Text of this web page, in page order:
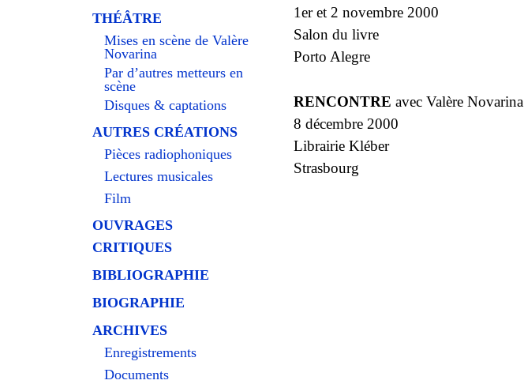
THÉÂTRE
Mises en scène de Valère
Novarina
Par d’autres metteurs en
scène
Disques & captations
AUTRES CRÉATIONS
Pièces radiophoniques
Lectures musicales
Film
OUVRAGES
CRITIQUES
BIBLIOGRAPHIE
BIOGRAPHIE
ARCHIVES
Enregistrements
Documents
1er et 2 novembre 2000
Salon du livre
Porto Alegre
RENCONTRE avec Valère Novarina
8 décembre 2000
Librairie Kléber
Strasbourg